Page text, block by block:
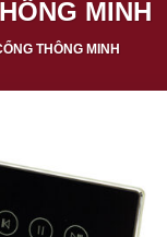
MINH
THÔNG MINH